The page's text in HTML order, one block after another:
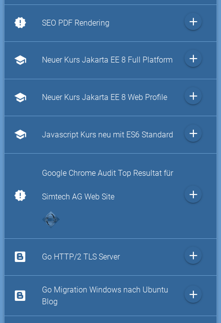
new_releases SEO PDF Rendering add
school Neuer Kurs Jakarta EE 8 Full Platform add
school Neuer Kurs Jakarta EE 8 Web Profile add
school Javascript Kurs neu mit ES6 Standard add
new_releases
Google Chrome Audit Top Resultat für
Simtech AG Web Site add
Go HTTP/2 TLS Server add
Go Migration Windows nach Ubuntu
Blog
add